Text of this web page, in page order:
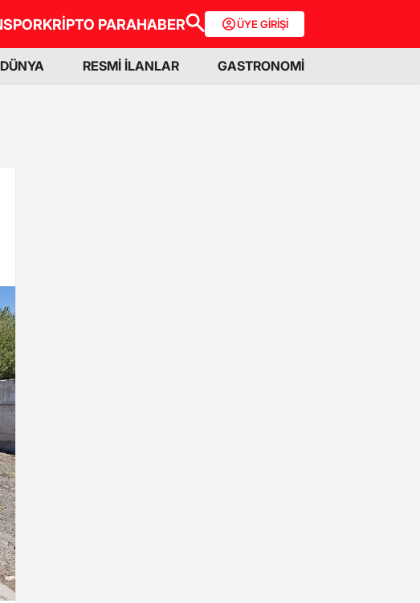
SPORKRİPTO PARAHABER ÜYE GİRİŞİ
DÜNYA RESMİ İLANLAR GASTRONOMİ